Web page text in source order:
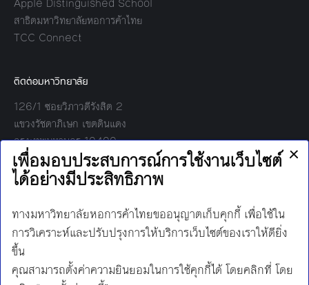
สาธิตมหาวิทยาลัยหอการค้าไทย
TCC Connect
ติดต่อมหาวิทยาลัย
126/1 ซอยวิภาวดีรังสิต 2
แขวงรัชดาภิเษก เขตดินแดง
กรุงเทพมหานคร 10400
โทร:
02-697-6000
เวลาทำการ:
8.30 - 17.00
Find us on:
Facebook
TwitterYouTube
Instagram
LineMail